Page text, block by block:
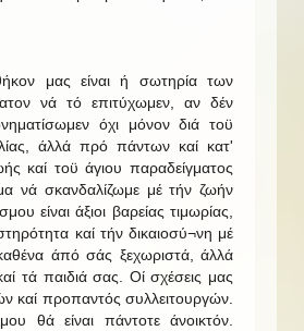
μας είναι ή σωτηρία των
νά τό επιτύχωμεν, αν δέν
όχι μόνον διά τοϋ
άλλά πρό πάντων καί κατ'
καί τοϋ άγιου παραδείγματος
νά σκανδαλίζωμε μέ τήν ζωήν
είναι άξιοι βαρείας τιμωρίας,
καί τήν δικαιοσύ¬νη μέ
άπό σάς ξεχωριστά, άλλά
τά παιδιά σας. Οί σχέσεις μας
καί προπαντός συλλειτουργών.
θά είναι πάντοτε άνοικτόν.